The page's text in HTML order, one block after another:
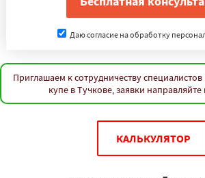
Даю согласие на обработку
Приглашаем к сотрудничеству
купе в Тучкове, заявки направляйте
КАЛЬКУЛЯТОР